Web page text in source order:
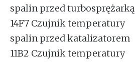
spalin przed turbosprężarką
14F7 Czujnik temperatury
spalin przed katalizatorem
11B2 Czujnik temperatury